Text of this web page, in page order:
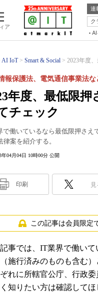
ア
連
ク
AI IoT Smart & Social 2023年度
年度、最低限
チェック
報保護法、電気通信事業法な
で働いているなら最低限押さえ
律案を紹介する。
年04月04日 10時00分 公開
印刷 見
この記事は会員限定
事では、IT業界で働いて
施行済みのものも含む）
れに所轄官公庁、行政
知りたい方は確認してほ